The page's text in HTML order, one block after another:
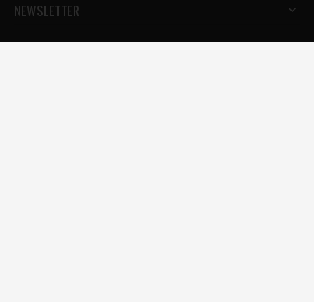
NEWSLETTER